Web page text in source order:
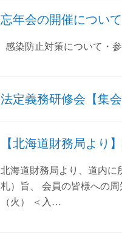
忘年会の開催について
感染防止対策について・
法定義務研修会【集
【北海道財務局より
北海道財務局より、道内に
札）旨、 会員の皆様への
（火） ＜入…